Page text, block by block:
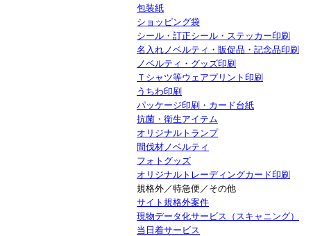
包装紙
ショッピング袋
シール・訂正シール・ステッカー印刷
名入れノベルティ・販促品・記念品印刷
ノベルティ・グッズ印刷
Ｔシャツ等ウェアプリント印刷
うちわ印刷
パッケージ印刷・カード台紙
抗菌・衛生アイテム
オリジナルトランプ
間伐材ノベルティ
フォトグッズ
オリジナルトレーディングカード印刷
規格外／特急便／その他
サイト規格外案件
現物データ化サービス（スキャニング）
当日着サービス